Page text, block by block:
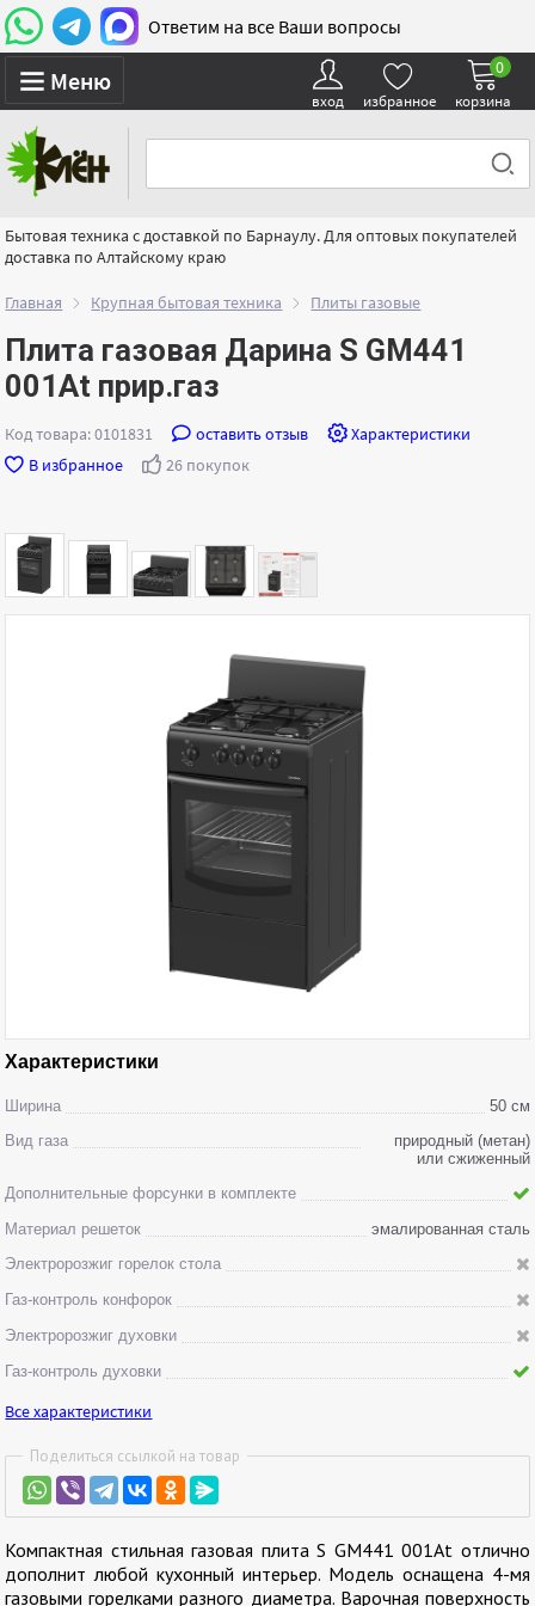
Ответим на все Ваши вопросы
Меню
вход избранное корзина
0
Бытовая техника с доставкой по Барнаулу. Для оптовых покупателей
доставка по Алтайскому краю
Главная Крупная бытовая техника Плиты газовые
Плита газовая Дарина S GM441
001At прир.газ
Код товара: 0101831 оставить отзыв
Характеристики
В избранное
26 покупок
Характеристики
Ширина
50 см
Вид газа
природный (метан)
или сжиженный
Дополнительные форсунки в комплекте
Материал решеток
эмалированная сталь
Электророзжиг горелок стола
Газ-контроль конфорок
Электророзжиг духовки
Газ-контроль духовки
Все характеристики
Поделиться ссылкой на товар
Компактная стильная газовая плита S GM441 001At отлично
дополнит любой кухонный интерьер. Модель оснащена 4-мя
газовыми горелками разного диаметра. Варочная поверхность